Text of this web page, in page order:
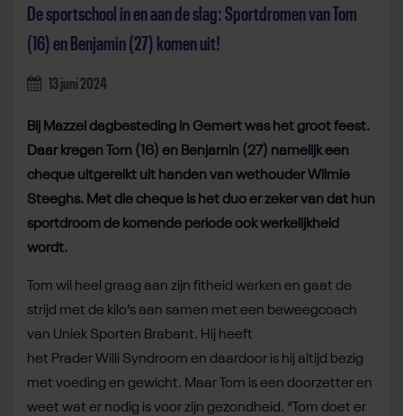
De sportschool in en aan de slag: Sportdromen van Tom
(16) en Benjamin (27) komen uit!
13 juni 2024
Bij Mazzel dagbesteding in Gemert was het groot feest.
Daar kregen Tom (16) en Benjamin (27) namelijk een
cheque uitgereikt uit handen van wethouder Wilmie
Steeghs. Met die cheque is het duo er zeker van dat hun
sportdroom de komende periode ook werkelijkheid
wordt.
Tom wil heel graag aan zijn fitheid werken en gaat de
strijd met de kilo’s aan samen met een beweegcoach
van Uniek Sporten Brabant. Hij heeft
het Prader Willi Syndroom en daardoor is hij altijd bezig
met voeding en gewicht. Maar Tom is een doorzetter en
weet wat er nodig is voor zijn gezondheid. “Tom doet er